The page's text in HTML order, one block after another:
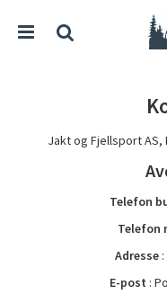
Jakt og Fjellsport AS,
Telefon
Telefon
Adresse
E-post :